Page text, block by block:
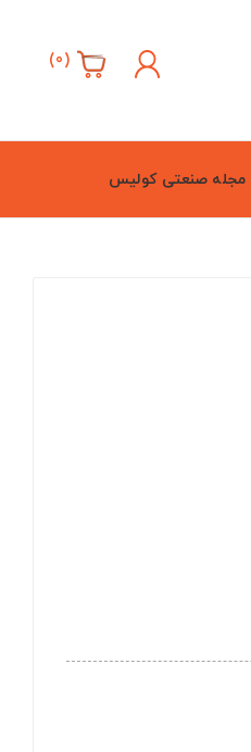
(
0
)
مجله صنعتی کولیس